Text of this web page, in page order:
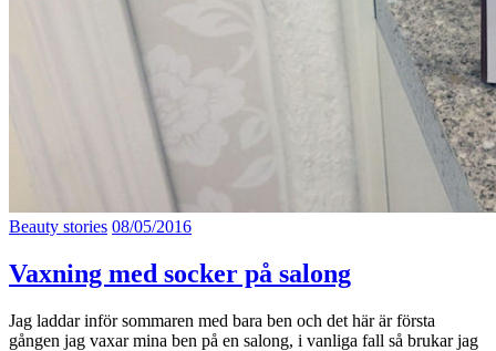
Beauty stories 08/05/2016
Vaxning med socker på salong
Jag laddar inför sommaren med bara ben och det här är första
gången jag vaxar mina ben på en salong, i vanliga fall så brukar jag